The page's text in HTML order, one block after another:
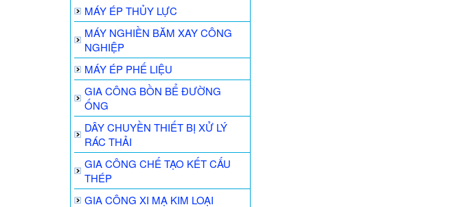
MÁY ÉP THỦY LỰC
MÁY NGHIỀN BĂM XAY CÔNG
NGHIỆP
MÁY ÉP PHẾ LIỆU
GIA CÔNG BỒN BỂ ĐƯỜNG
ỐNG
DÂY CHUYỀN THIẾT BỊ XỬ LÝ
RÁC THẢI
GIA CÔNG CHẾ TẠO KẾT CẤU
THÉP
GIA CÔNG XI MẠ KIM LOẠI